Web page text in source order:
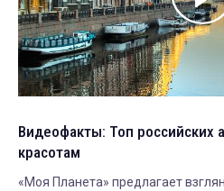
Видеофакты: Топ российских
красотам
«Моя Планета» предлагает